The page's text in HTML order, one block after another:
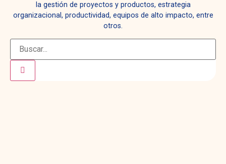
la gestión de proyectos y productos, estrategia
organizacional, productividad, equipos de alto impacto, entre
otros.